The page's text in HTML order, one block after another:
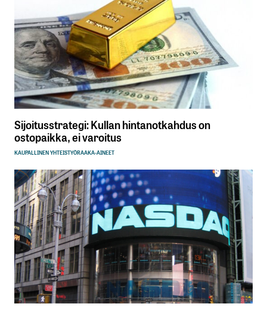
Sijoitusstrategi: Kullan hintanotkahdus on
ostopaikka, ei varoitus
KAUPALLINEN YHTEISTYÖRAAKA-AINEET